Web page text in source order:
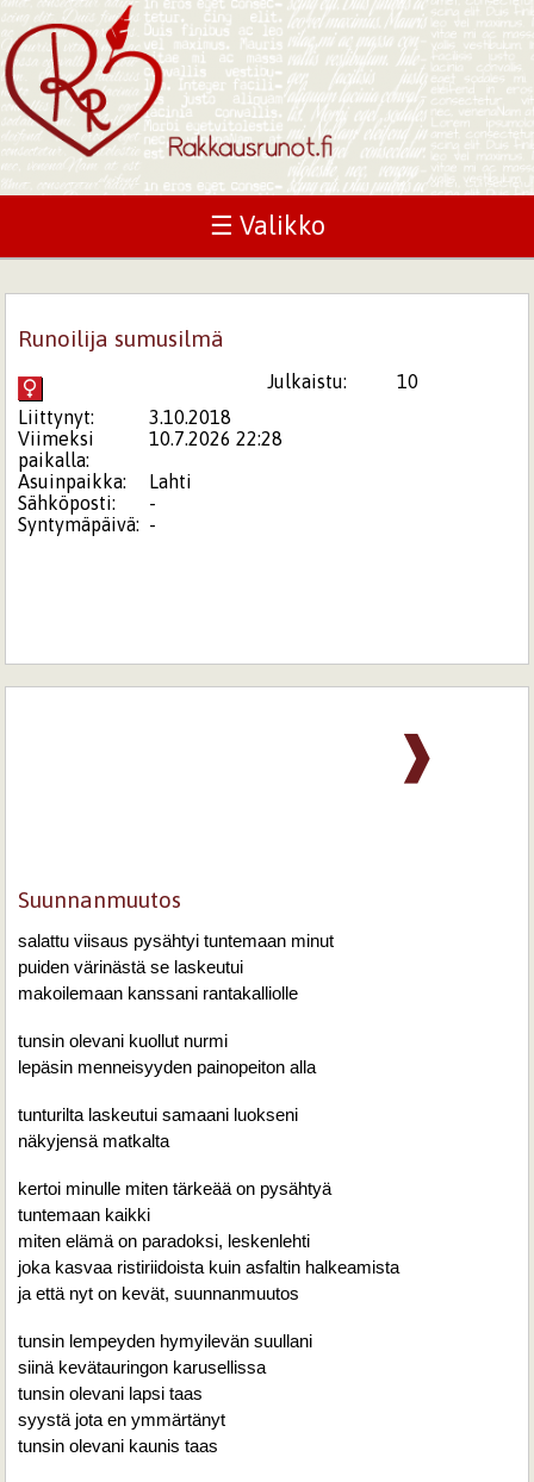
☰ Valikko
Runoilija sumusilmä
Julkaistu:
10
Liittynyt:
3.10.2018
Viimeksi
paikalla:
10.7.2026 22:28
Asuinpaikka:
Lahti
Sähköposti:
-
Syntymäpäivä: -
❱
Suunnanmuutos
salattu viisaus pysähtyi tuntemaan minut
puiden värinästä se laskeutui
makoilemaan kanssani rantakalliolle
tunsin olevani kuollut nurmi
lepäsin menneisyyden painopeiton alla
tunturilta laskeutui samaani luokseni
näkyjensä matkalta
kertoi minulle miten tärkeää on pysähtyä
tuntemaan kaikki
miten elämä on paradoksi, leskenlehti
joka kasvaa ristiriidoista kuin asfaltin halkeamista
ja että nyt on kevät, suunnanmuutos
tunsin lempeyden hymyilevän suullani
siinä kevätauringon karusellissa
tunsin olevani lapsi taas
syystä jota en ymmärtänyt
tunsin olevani kaunis taas